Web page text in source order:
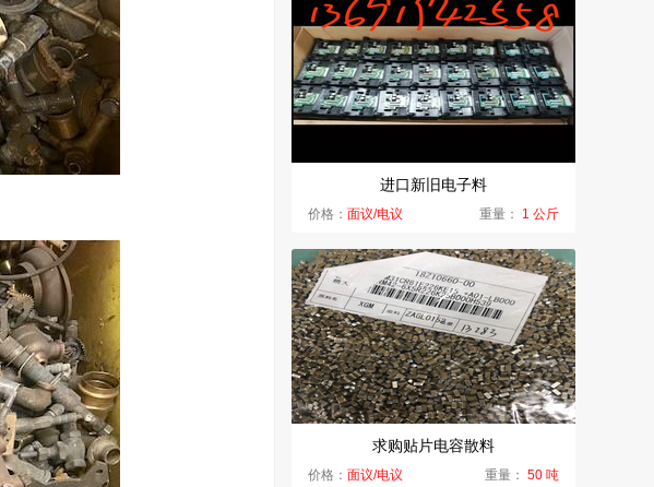
进口新旧电子料
价格： 面议/电议 重量： 1 公斤
求购贴片电容散料
价格： 面议/电议 重量： 50 吨